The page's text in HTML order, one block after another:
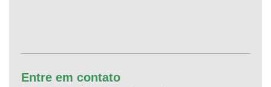
Entre em contato